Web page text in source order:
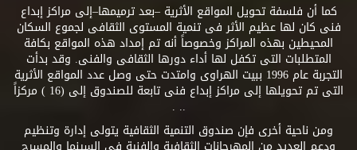
كما أن فلسفة تحويل المواقع الأثرية –بعد ترميمها–إلى مراكز إبداع
فنى كان لها عظيم الأثر فى تنمية المستوى الثقافى لجموع السكان
المحيطين بهذه المراكز وخصوصاً أنه تم إمداد هذه المواقع بكافة
المتطلبات التى تكفل لها أداء دورها الثقافى والفنى. وقد بدأت
التجربة عام 1996 ببيت الهراوى وامتدت حتى وصل عدد المواقع الأثرية
التى تم تحويلها إلى مراكز إبداع فنى تابعة للصندوق إلى (16 ) مركزاً
.. .
ومن ناحية أخرى فإن صندوق التنمية الثقافية يتولى إدارة وتنظيم